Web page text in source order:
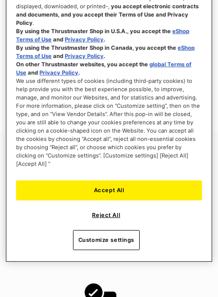
Thrustmaster Club Exclusive
This content is reserved for our Thrustmaster Club members.
SICHERE BEZAHLUNG
entspannten Einkauf!
Wählen Sie 3D Secure oder den Schutz von PayPal, um Ihre
displayed, downloaded, or printed-,you accept electronic contracts
and documents, and you accept their Terms of Use and Privacy
Policy.
By using the Thrustmaster Shop in U.S.A., you accept theeShop
Terms of Use andPrivacy Policy.
By using the Thrustmaster Shop in Canada, you accept theeShop
Terms of Use andPrivacy Policy.
On other Thrustmaster websites, you accept theglobal Terms of
Use andPrivacy Policy.
We use different types of cookies (including third-party cookies) to
help provide you with the best experience possible, to improve,
manage, and monitor our Websites, and for statistics and advertising.
For more information, please click on “Customize setting”, then on the
type, and on “View Vendor Details”. After this pop-in will be closed,
you are still able to change your cookies preferences at any time by
clicking on a cookie-shaped icon on the Website. You can accept all
the cookies by choosing “Accept all”, reject all non-essential cookies
by choosing “Reject all”, or choose which cookies you prefer by
clicking on “Customize settings”. [Customize settings] [Reject All]
[Accept All] ”
Reject All
Accept All
Customize settings